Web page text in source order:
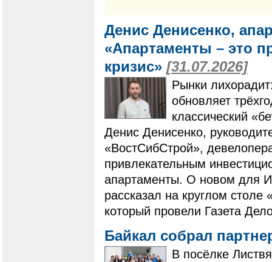
Денис Денисенко,
«Апартаменты – это
кризис» [31.07.2026]
Рынки
обновляет
классический
Денис Денисенко,
«ВостСибСтрой»,
привлекательным
апартаменты. О новом для
рассказал на круглом столе
который провели Газета
Байкал собрал
В посёлке